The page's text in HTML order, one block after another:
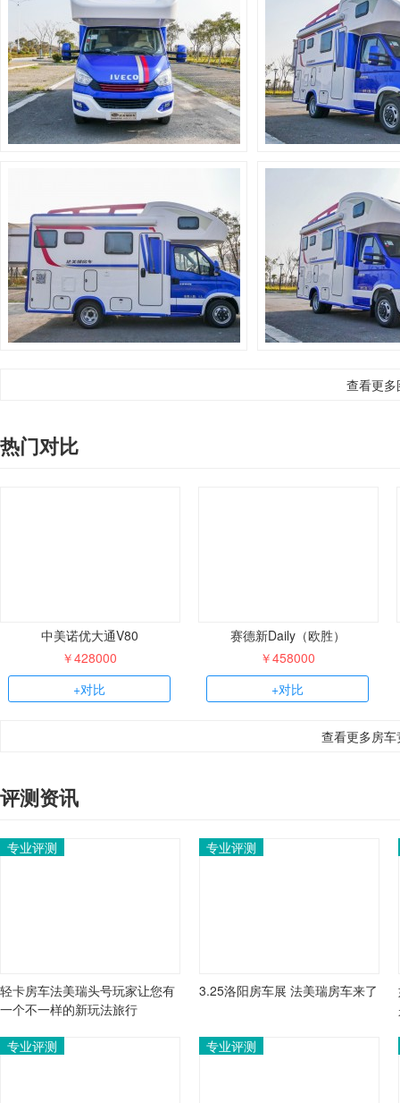
查看更多
热门对比
中美诺优大通V80
￥428000
+对比
赛德新Daily（欧胜）
￥458000
+对比
查看更多房
评测资讯
专业评测
轻卡房车法美瑞头号玩家让您有
一个不一样的新玩法旅行
专业评测
3.25洛阳房车展 法美瑞房车来了
专业评测 专业评测